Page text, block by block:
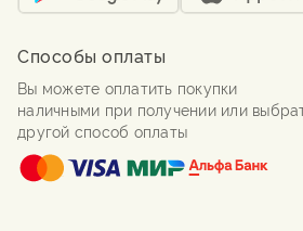
Способы оплаты
Вы можете оплатить покупки
наличными при получении или
другой способ оплаты